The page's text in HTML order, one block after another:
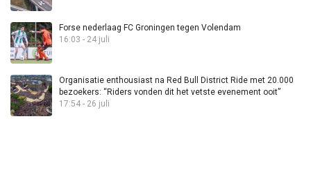
Forse nederlaag FC Groningen tegen Volendam
16:03 - 24 juli
Organisatie enthousiast na Red Bull District Ride met 20.000
bezoekers: “Riders vonden dit het vetste evenement ooit”
17:54 - 26 juli